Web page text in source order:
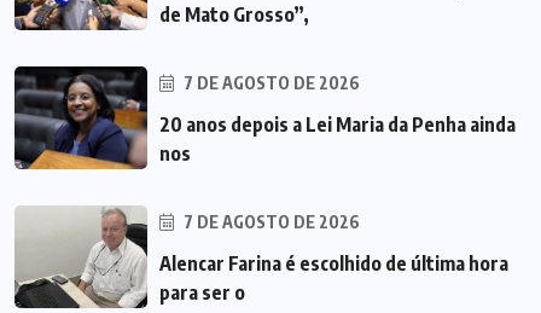
de Mato Grosso”,
7 DE AGOSTO DE 2026
20 anos depois a Lei Maria da Penha ainda
nos
7 DE AGOSTO DE 2026
Alencar Farina é escolhido de última hora
para ser o